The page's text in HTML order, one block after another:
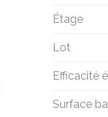
Étage
Lot
Efficacité
Surface